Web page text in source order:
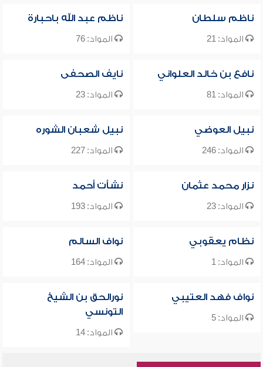
ناظم سلطان
المواد: 21
ناظم عبد الله باحبارة
المواد: 76
نافع بن خالد العلواني
المواد: 81
نايف الصحفى
المواد: 23
نبيل العوضي
المواد: 246
نبيل شعبان الشوره
المواد: 227
نزار محمد عثمان
المواد: 23
نشأت أحمد
المواد: 193
نظام يعقوبي
المواد: 1
نواف السالم
المواد: 164
نواف فهد العتيبي
المواد: 5
نورالحق بن الشيخ
التونسي
المواد: 14